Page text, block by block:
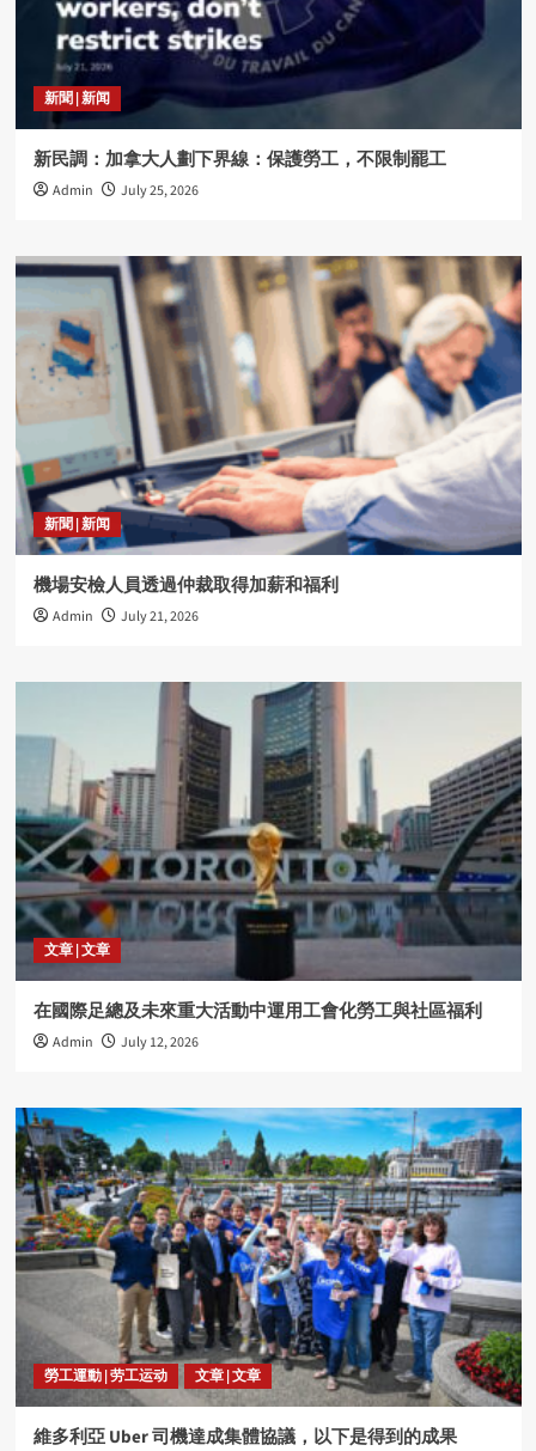
新聞 | 新闻
新民調：加拿大人劃下界線：保護勞工，不限制罷工
Admin July 25, 2026
新聞 | 新闻
機場安檢人員透過仲裁取得加薪和福利
Admin July 21, 2026
文章 | 文章
在國際足總及未來重大活動中運用工會化勞工與社區福利
Admin July 12, 2026
勞工運動 | 劳工运动 文章 | 文章
維多利亞 Uber 司機達成集體協議，以下是得到的成果